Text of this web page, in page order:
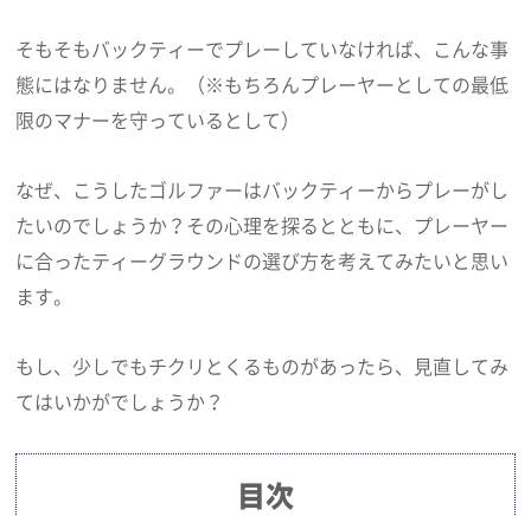
そもそもバックティーでプレーしていなければ、こんな事
態にはなりません。（※もちろんプレーヤーとしての最低
限のマナーを守っているとして）
なぜ、こうしたゴルファーはバックティーからプレーがし
たいのでしょうか？その心理を探るとともに、プレーヤー
に合ったティーグラウンドの選び方を考えてみたいと思い
ます。
もし、少しでもチクリとくるものがあったら、見直してみ
てはいかがでしょうか？
目次